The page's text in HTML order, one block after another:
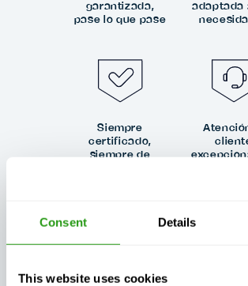
Consent Details
This website uses cookies
garantizada,
pase lo que pase
adaptada
Siempre
certificado,
siempre de
día o de
Su opinión